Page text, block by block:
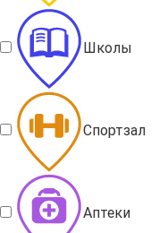
Школы
Спортзал
Аптеки